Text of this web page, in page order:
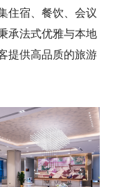
住宿、餐饮、会议
承法式优雅与本地
提供高品质的旅游